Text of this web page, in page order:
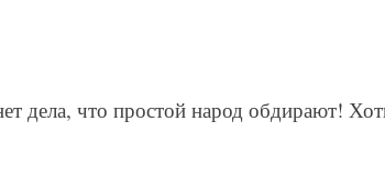
дела, что простой народ обдирают!